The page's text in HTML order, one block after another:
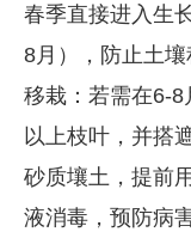
春季直接进入生
8月），防止土
移栽​​：若需在6-
以上枝叶，并搭
砂质壤土，提前
液消毒，预防病